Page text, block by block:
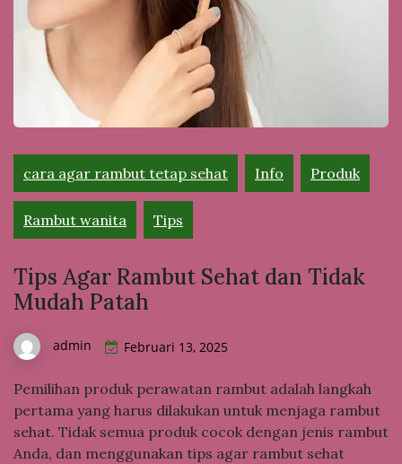
cara agar rambut tetap sehat Info Produk
Rambut wanita Tips
Tips Agar Rambut Sehat dan Tidak
Mudah Patah
admin Februari 13, 2025
Pemilihan produk perawatan rambut adalah langkah
pertama yang harus dilakukan untuk menjaga rambut
sehat. Tidak semua produk cocok dengan jenis rambut
Anda, dan menggunakan tips agar rambut sehat